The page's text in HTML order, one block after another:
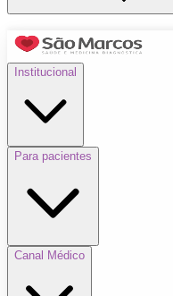
Institucional
Para pacientes
Canal Médico